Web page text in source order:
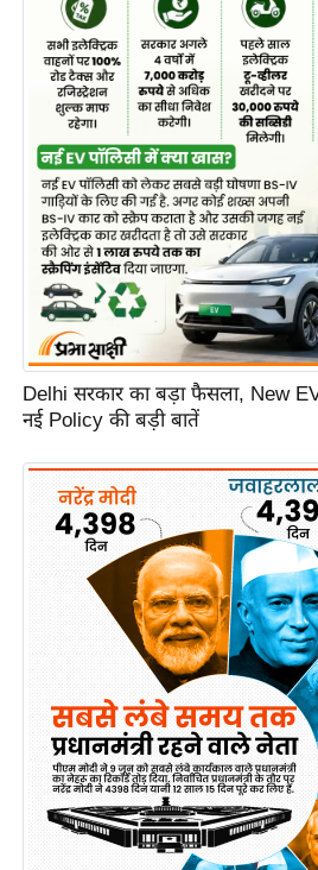
Delhi सरकार का बड़ा फैसला, New
नई Policy की बड़ी बातें